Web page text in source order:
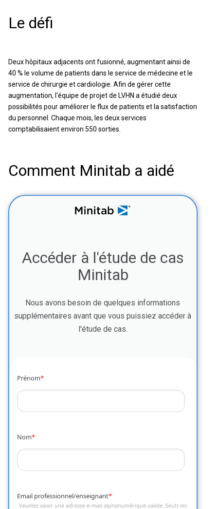
Le défi
Deux hôpitaux adjacents ont fusionné, augmentant ainsi de
40 % le volume de patients dans le service de médecine et le
service de chirurgie et cardiologie. Afin de gérer cette
augmentation, l'équipe de projet de LVHN a étudié deux
possibilités pour améliorer le flux de patients et la satisfaction
du personnel. Chaque mois, les deux services
comptabilisaient environ 550 sorties.
Comment Minitab a aidé
Accéder à l'étude de cas
Minitab
Nous avons besoin de quelques informations
supplémentaires avant que vous puissiez accéder à
l'étude de cas.
Prénom*
Nom*
Email professionnel/enseignant*
Veuillez saisir une adresse e-mail alphanumérique valide. Seuls les